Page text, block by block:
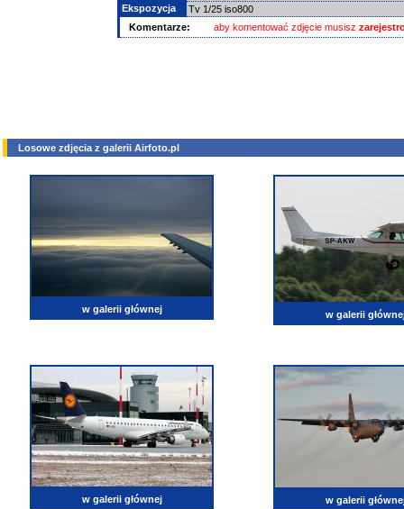
Ekspozycja
Tv 1/25 iso800
Komentarze:
aby komentować zdjęcie musisz
Losowe zdjęcia z galerii Airfoto.pl
w galerii głównej w galerii
w galerii głównej w galerii